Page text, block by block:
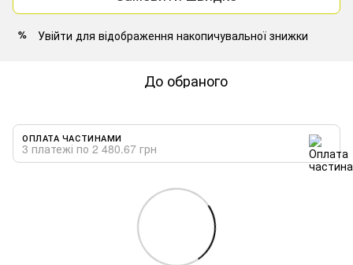
% Увійти для відображення накопичувальної знижки
До обраного
ОПЛАТА ЧАСТИНАМИ
3 платежі по 2 480.67 грн